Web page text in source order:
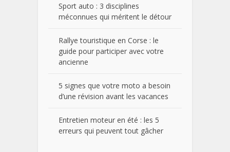
Sport auto : 3 disciplines
méconnues qui méritent le détour
Rallye touristique en Corse : le
guide pour participer avec votre
ancienne
5 signes que votre moto a besoin
d’une révision avant les vacances
Entretien moteur en été : les 5
erreurs qui peuvent tout gâcher